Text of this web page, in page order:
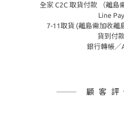
全家 C2C 取貨付款 （離島
Line Pay
7-11取貨 (離島需加收離
貨到付款
銀行轉帳／
顧客評